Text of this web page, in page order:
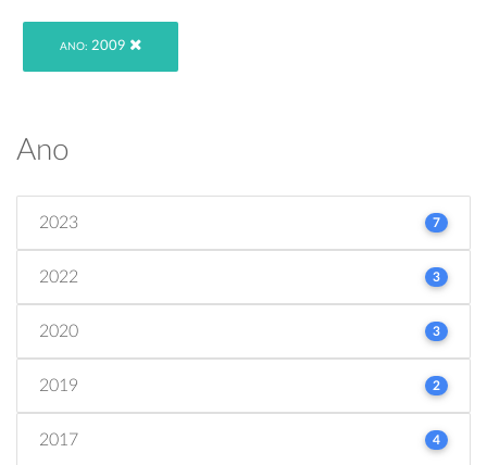
ANO: 2009
Ano
2023 7
2022 3
2020 3
2019 2
2017 4